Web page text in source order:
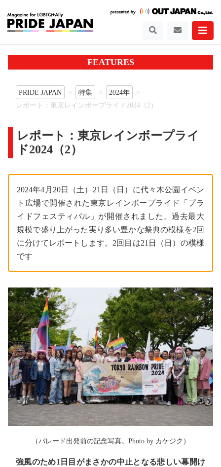
FEATURES
PRIDE JAPAN 特集
2024年
レポート：東京レインボープライド2024（2）
レポート：東京レインボープライ
ド2024（2）
2024年4月20日（土）21日（日）に代々木公園イベン
ト広場で開催された東京レインボープライド「プラ
イドフェスティバル」が開催されました。過去最大
規模で盛り上がった実り多い豊かな祭典の模様を2回
に分けてレポートします。2回目は21日（日）の模様
です
（パレード出発前の記念写真。Photo by カケジク）
強風のため1日目がまさかの中止となる悲しい幕開け